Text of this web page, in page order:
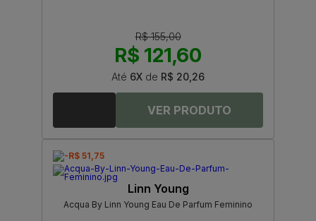
R$ 155,00
R$ 121,60
Até 6X de R$ 20,26
-R$ 51,75
Linn Young
Acqua By Linn Young Eau De Parfum Feminino